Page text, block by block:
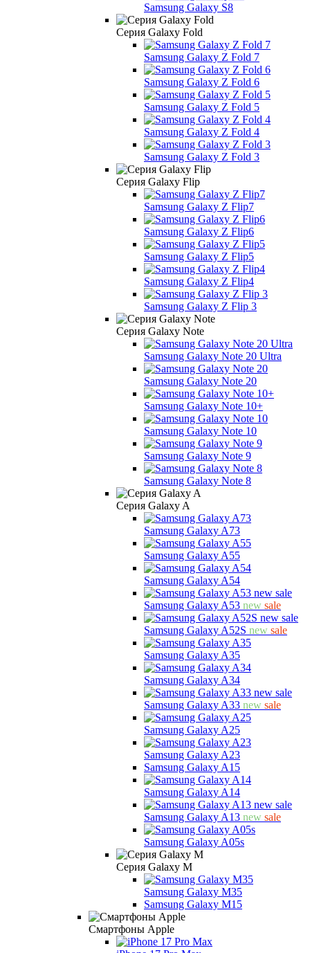
Samsung Galaxy S8
Серия Galaxy Fold
Samsung Galaxy Z Fold 7
Samsung Galaxy Z Fold 6
Samsung Galaxy Z Fold 5
Samsung Galaxy Z Fold 4
Samsung Galaxy Z Fold 3
Серия Galaxy Flip
Samsung Galaxy Z Flip7
Samsung Galaxy Z Flip6
Samsung Galaxy Z Flip5
Samsung Galaxy Z Flip4
Samsung Galaxy Z Flip 3
Серия Galaxy Note
Samsung Galaxy Note 20 Ultra
Samsung Galaxy Note 20
Samsung Galaxy Note 10+
Samsung Galaxy Note 10
Samsung Galaxy Note 9
Samsung Galaxy Note 8
Серия Galaxy A
Samsung Galaxy A73
Samsung Galaxy A55
Samsung Galaxy A54
Samsung Galaxy A53 new sale
Samsung Galaxy A52S new sale
Samsung Galaxy A35
Samsung Galaxy A34
Samsung Galaxy A33 new sale
Samsung Galaxy A25
Samsung Galaxy A23
Samsung Galaxy A15
Samsung Galaxy A14
Samsung Galaxy A13 new sale
Samsung Galaxy A05s
Серия Galaxy M
Samsung Galaxy M35
Samsung Galaxy M15
Смартфоны Apple